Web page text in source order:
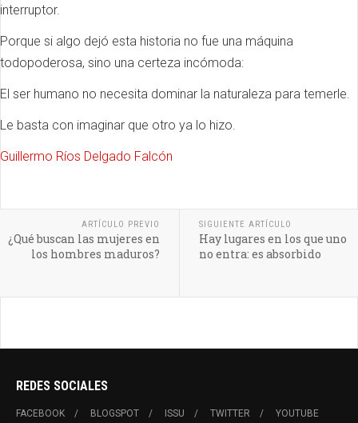
interruptor.
Porque si algo dejó esta historia no fue una máquina
todopoderosa, sino una certeza incómoda:
El ser humano no necesita dominar la naturaleza para temerle.
Le basta con imaginar que otro ya lo hizo.
Guillermo Ríos Delgado Falcón
ARTÍCULO PREVIO
¿Qué buscan las mujeres en
los hombres maduros?
SIGUIENTE ARTÍCULO
Hay lugares en los que uno
no entra: es absorbido
REDES SOCIALES
FACEBOOK BLOGSPOT ISSU TWITTER YOUTUBE